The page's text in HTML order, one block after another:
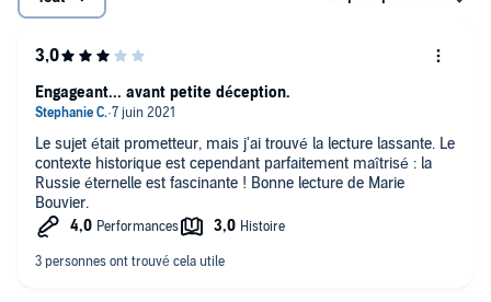
Le sujet était prometteur, mais j'ai trouvé la lecture lassante. Le
contexte historique est cependant parfaitement maîtrisé : la
Russie éternelle est fascinante ! Bonne lecture de Marie
Bouvier.
Engageant... avant petite déception.